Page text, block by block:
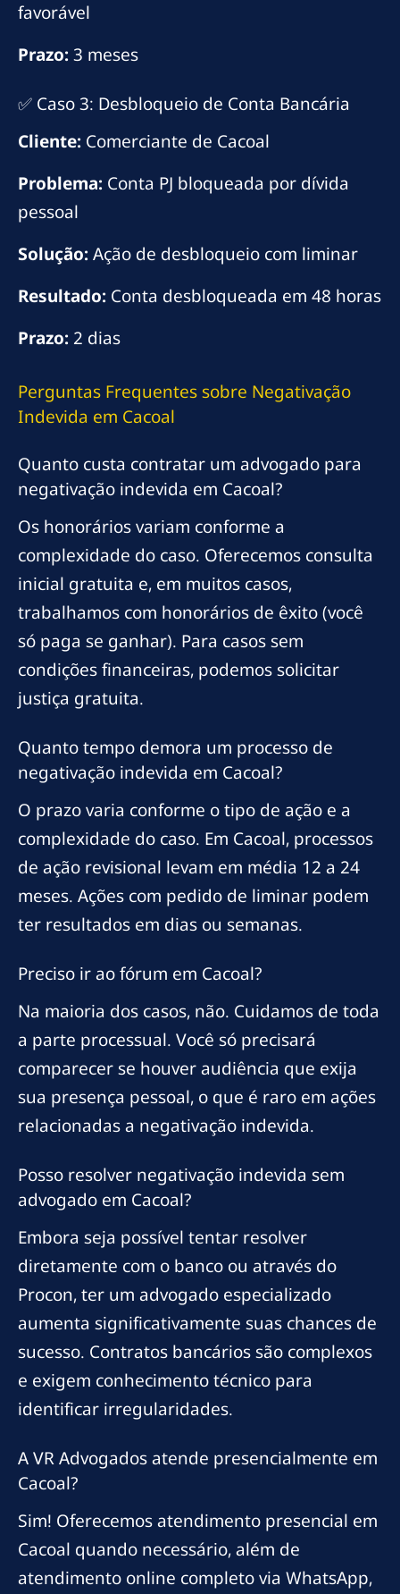
favorável
Prazo:3 meses
✅ Caso 3: Desbloqueio de Conta Bancária
Cliente: Comerciante de Cacoal
Problema: Conta PJ bloqueada por dívida
pessoal
Solução:Ação de desbloqueio com liminar
Resultado: Conta desbloqueada em 48 horas
Prazo: 2 dias
Perguntas Frequentes sobre Negativação
Indevida em Cacoal
Quanto custa contratar um advogado para
negativação indevida em Cacoal?
Os honorários variam conforme a
complexidade do caso. Oferecemos consulta
inicial gratuita e, em muitos casos,
trabalhamos com honorários de êxito (você
só paga se ganhar). Para casos sem
condições financeiras, podemos solicitar
justiça gratuita.
Quanto tempo demora um processo de
negativação indevida em Cacoal?
O prazo varia conforme o tipo de ação e a
complexidade do caso. Em Cacoal, processos
de ação revisional levam em média 12 a 24
meses. Ações com pedido de liminar podem
ter resultados em dias ou semanas.
Preciso ir ao fórum em Cacoal?
Na maioria dos casos, não. Cuidamos de toda
a parte processual. Você só precisará
comparecer se houver audiência que exija
sua presença pessoal, o que é raro em ações
relacionadas a negativação indevida.
Posso resolver negativação indevida sem
advogado em Cacoal?
Embora seja possível tentar resolver
diretamente com o banco ou através do
Procon, ter um advogado especializado
aumenta significativamente suas chances de
sucesso. Contratos bancários são complexos
e exigem conhecimento técnico para
identificar irregularidades.
A VR Advogados atende presencialmente em
Cacoal?
Sim! Oferecemos atendimento presencial em
Cacoal quando necessário, além de
atendimento online completo via WhatsApp,